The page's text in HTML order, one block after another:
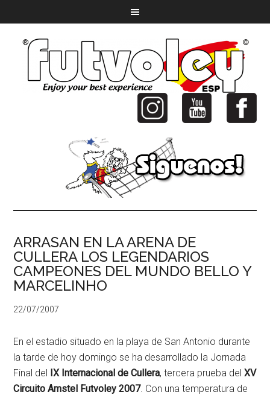
ARRASAN EN LA ARENA DE
CULLERA LOS LEGENDARIOS
CAMPEONES DEL MUNDO BELLO Y
MARCELINHO
22/07/2007
En el estadio situado en la playa de San Antonio durante
la tarde de hoy domingo se ha desarrollado la Jornada
Final del IX Internacional de Cullera, tercera prueba delXV
Circuito Amstel Futvoley 2007. Con una temperatura de